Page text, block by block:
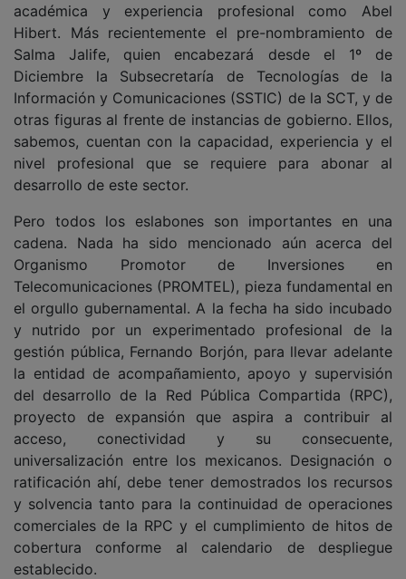
académica y experiencia profesional como Abel
Hibert. Más recientemente el pre-nombramiento de
Salma Jalife, quien encabezará desde el 1º de
Diciembre la Subsecretaría de Tecnologías de la
Información y Comunicaciones (SSTIC) de la SCT, y de
otras figuras al frente de instancias de gobierno. Ellos,
sabemos, cuentan con la capacidad, experiencia y el
nivel profesional que se requiere para abonar al
desarrollo de este sector.
Pero todos los eslabones son importantes en una
cadena. Nada ha sido mencionado aún acerca del
Organismo Promotor de Inversiones en
Telecomunicaciones (PROMTEL), pieza fundamental en
el orgullo gubernamental. A la fecha ha sido incubado
y nutrido por un experimentado profesional de la
gestión pública, Fernando Borjón, para llevar adelante
la entidad de acompañamiento, apoyo y supervisión
del desarrollo de la Red Pública Compartida (RPC),
proyecto de expansión que aspira a contribuir al
acceso, conectividad y su consecuente,
universalización entre los mexicanos. Designación o
ratificación ahí, debe tener demostrados los recursos
y solvencia tanto para la continuidad de operaciones
comerciales de la RPC y el cumplimiento de hitos de
cobertura conforme al calendario de despliegue
establecido.